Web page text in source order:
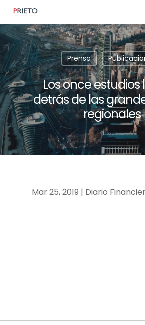
Prensa
Los once estudios
detrás de las
regionales
Mar 25, 2019 | Diario